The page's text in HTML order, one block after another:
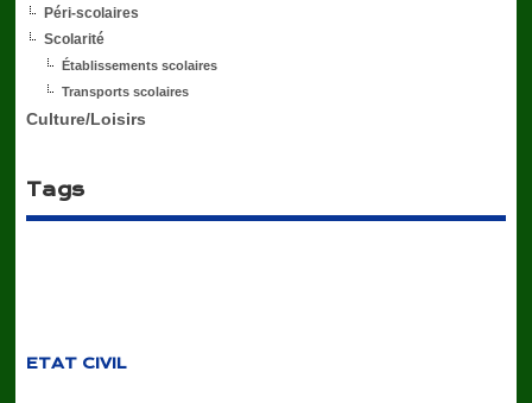
Péri-scolaires
Scolarité
Établissements scolaires
Transports scolaires
Culture/Loisirs
Tags
ETAT CIVIL